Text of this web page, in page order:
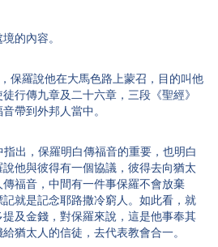
的內容。
保羅說他在大馬色路上蒙召，目的叫他
行傳九章及二十六章，三段《聖經》
帶到外邦人當中。
出，保羅明白傳福音的重要，也明白
他與彼得有一個協議，彼得去向猶太
福音，中間有一件事保羅不會放棄
就是記念耶路撒冷窮人。如此看，就
及金錢，對保羅來說，這是他事奉其
猶太人的信徒，去代表教會合一。